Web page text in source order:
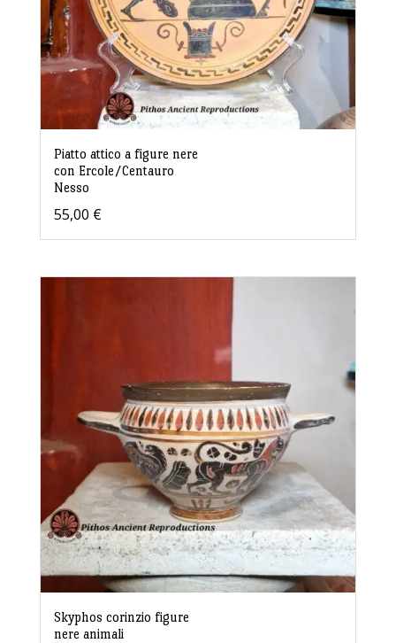
Piatto attico a figure nere
con Ercole/Centauro
Nesso
55,00 €
Skyphos corinzio figure
nere animali